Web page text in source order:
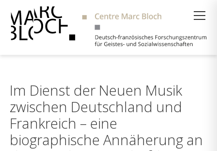
Im Dienst der Neuen Musik
zwischen Deutschland und
Frankreich – eine
biographische Annäherung an